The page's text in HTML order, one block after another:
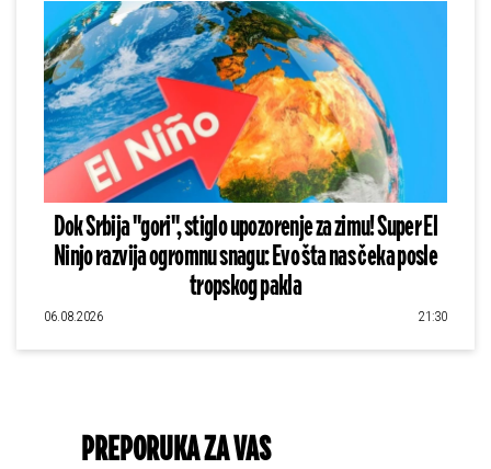
Dok Srbija "gori", stiglo upozorenje za zimu! Super El
Ninjo razvija ogromnu snagu: Evo šta nas čeka posle
tropskog pakla
06.08.2026 21:30
PREPORUKA ZA VAS